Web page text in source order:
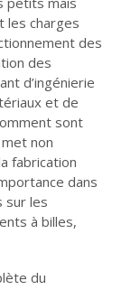
les charges
des
des
d’ingénierie
et de
sont
non
fabrication
dans
sur les
à billes,
du